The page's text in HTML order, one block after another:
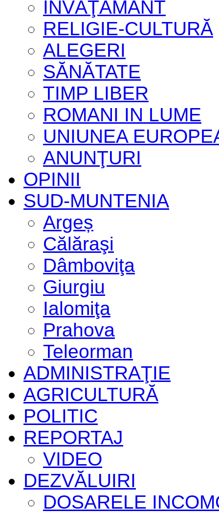
ÎNVĂŢĂMÂNT
RELIGIE-CULTURĂ
ALEGERI
SĂNĂTATE
TIMP LIBER
ROMANI IN LUME
UNIUNEA
ANUNŢURI
OPINII
SUD-MUNTENIA
Argeș
Călăraşi
Dâmboviţa
Giurgiu
Ialomiţa
Prahova
Teleorman
ADMINISTRAŢIE
AGRICULTURĂ
POLITIC
REPORTAJ
VIDEO
DEZVĂLUIRI
DOSARELE